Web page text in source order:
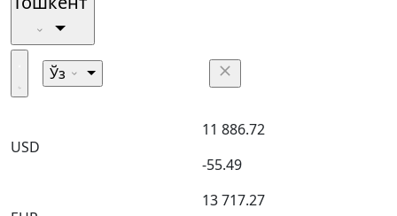
Ўз
USD
11 886.72
-55.49
13 717.27